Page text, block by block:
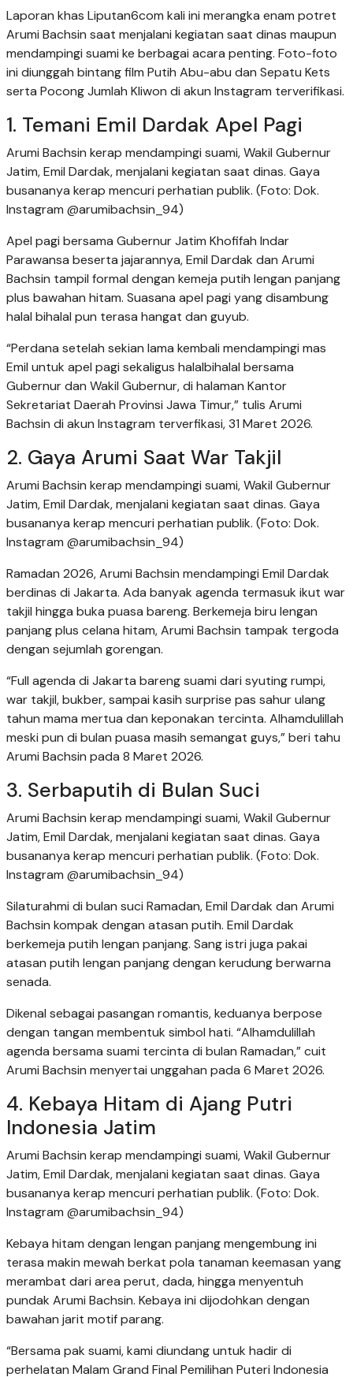
Laporan khas Liputan6com kali ini merangka enam potret
Arumi Bachsin saat menjalani kegiatan saat dinas maupun
mendampingi suami ke berbagai acara penting. Foto-foto
ini diunggah bintang film Putih Abu-abu dan Sepatu Kets
serta Pocong Jumlah Kliwon di akun Instagram terverifikasi.
1. Temani Emil Dardak Apel Pagi
Arumi Bachsin kerap mendampingi suami, Wakil Gubernur
Jatim, Emil Dardak, menjalani kegiatan saat dinas. Gaya
busananya kerap mencuri perhatian publik. (Foto: Dok.
Instagram @arumibachsin_94)
Apel pagi bersama Gubernur Jatim Khofifah Indar
Parawansa beserta jajarannya, Emil Dardak dan Arumi
Bachsin tampil formal dengan kemeja putih lengan panjang
plus bawahan hitam. Suasana apel pagi yang disambung
halal bihalal pun terasa hangat dan guyub.
“Perdana setelah sekian lama kembali mendampingi mas
Emil untuk apel pagi sekaligus halalbihalal bersama
Gubernur dan Wakil Gubernur, di halaman Kantor
Sekretariat Daerah Provinsi Jawa Timur,” tulis Arumi
Bachsin di akun Instagram terverfikasi, 31 Maret 2026.
2. Gaya Arumi Saat War Takjil
Arumi Bachsin kerap mendampingi suami, Wakil Gubernur
Jatim, Emil Dardak, menjalani kegiatan saat dinas. Gaya
busananya kerap mencuri perhatian publik. (Foto: Dok.
Instagram @arumibachsin_94)
Ramadan 2026, Arumi Bachsin mendampingi Emil Dardak
berdinas di Jakarta. Ada banyak agenda termasuk ikut war
takjil hingga buka puasa bareng. Berkemeja biru lengan
panjang plus celana hitam, Arumi Bachsin tampak tergoda
dengan sejumlah gorengan.
“Full agenda di Jakarta bareng suami dari syuting rumpi,
war takjil, bukber, sampai kasih surprise pas sahur ulang
tahun mama mertua dan keponakan tercinta. Alhamdulillah
meski pun di bulan puasa masih semangat guys,” beri tahu
Arumi Bachsin pada 8 Maret 2026.
3. Serbaputih di Bulan Suci
Arumi Bachsin kerap mendampingi suami, Wakil Gubernur
Jatim, Emil Dardak, menjalani kegiatan saat dinas. Gaya
busananya kerap mencuri perhatian publik. (Foto: Dok.
Instagram @arumibachsin_94)
Silaturahmi di bulan suci Ramadan, Emil Dardak dan Arumi
Bachsin kompak dengan atasan putih. Emil Dardak
berkemeja putih lengan panjang. Sang istri juga pakai
atasan putih lengan panjang dengan kerudung berwarna
senada.
Dikenal sebagai pasangan romantis, keduanya berpose
dengan tangan membentuk simbol hati. “Alhamdulillah
agenda bersama suami tercinta di bulan Ramadan,” cuit
Arumi Bachsin menyertai unggahan pada 6 Maret 2026.
4. Kebaya Hitam di Ajang Putri
Indonesia Jatim
Arumi Bachsin kerap mendampingi suami, Wakil Gubernur
Jatim, Emil Dardak, menjalani kegiatan saat dinas. Gaya
busananya kerap mencuri perhatian publik. (Foto: Dok.
Instagram @arumibachsin_94)
Kebaya hitam dengan lengan panjang mengembung ini
terasa makin mewah berkat pola tanaman keemasan yang
merambat dari area perut, dada, hingga menyentuh
pundak Arumi Bachsin. Kebaya ini dijodohkan dengan
bawahan jarit motif parang.
“Bersama pak suami, kami diundang untuk hadir di
perhelatan Malam Grand Final Pemilihan Puteri Indonesia